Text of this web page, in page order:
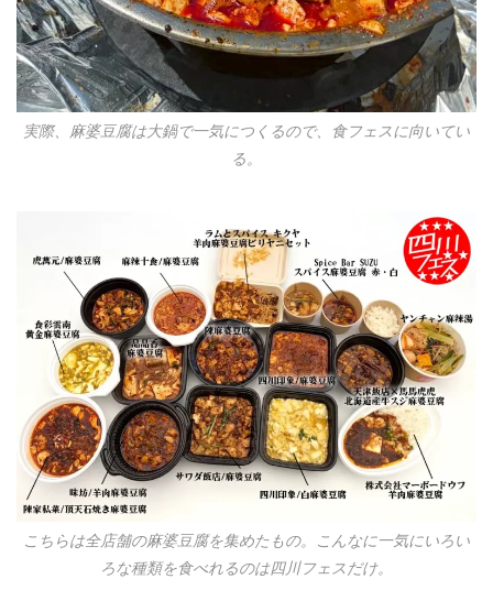
実際、麻婆豆腐は大鍋で一気につくるので、食フェスに向いてい
る。
こちらは全店舗の麻婆豆腐を集めたもの。こんなに一気にいろい
ろな種類を食べれるのは四川フェスだけ。